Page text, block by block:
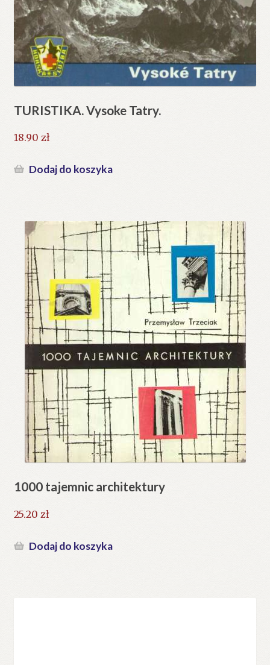
TURISTIKA. Vysoke Tatry.
18.90 zł
Dodaj do koszyka
1000 tajemnic architektury
25.20 zł
Dodaj do koszyka